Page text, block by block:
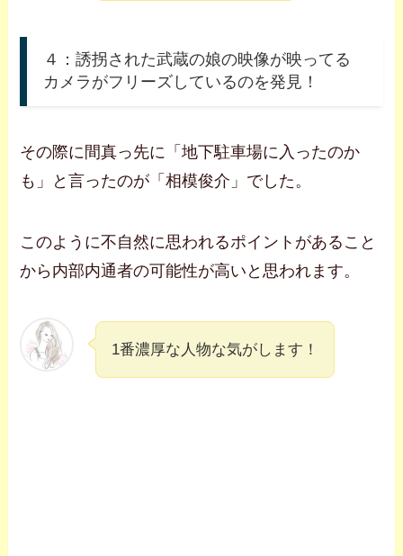
４：誘拐された武蔵の娘の映像が映ってる
カメラがフリーズしているのを発見！
その際に間真っ先に「地下駐車場に入ったのか
も」と言ったのが「相模俊介」でした。
このように不自然に思われるポイントがあること
から内部内通者の可能性が高いと思われます。
1番濃厚な人物な気がします！